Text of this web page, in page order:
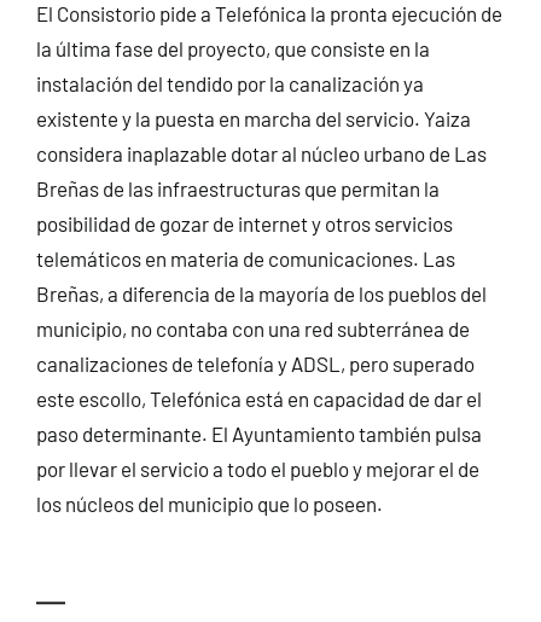
El Consistorio pide a Telefónica la pronta ejecución de
la última fase del proyecto, que consiste en la
instalación del tendido por la canalización ya
existente y la puesta en marcha del servicio. Yaiza
considera inaplazable dotar al núcleo urbano de Las
Breñas de las infraestructuras que permitan la
posibilidad de gozar de internet y otros servicios
telemáticos en materia de comunicaciones. Las
Breñas, a diferencia de la mayoría de los pueblos del
municipio, no contaba con una red subterránea de
canalizaciones de telefonía y ADSL, pero superado
este escollo, Telefónica está en capacidad de dar el
paso determinante. El Ayuntamiento también pulsa
por llevar el servicio a todo el pueblo y mejorar el de
los núcleos del municipio que lo poseen.
—